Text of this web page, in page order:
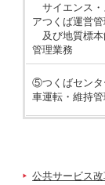
サイエンス・
アつくば運営
及び地質標本
管理業務
⑤つくばセンタ
車運転・維持
公共サービス